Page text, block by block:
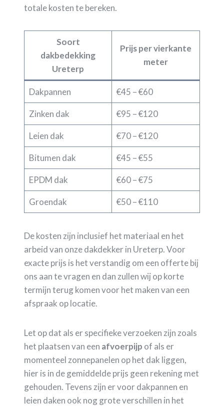
totale kosten te bereken.
Soort
dakbedekking
Ureterp
Prijs per vierkante
meter
Dakpannen €45 – €60
Zinken dak €95 – €120
Leien dak €70 – €120
Bitumen dak €45 – €55
EPDM dak €60 – €75
Groendak €50 – €110
De kosten zijn inclusief het materiaal en het
arbeid van onze dakdekker in Ureterp. Voor
exacte prijs is het verstandig om een offerte bij
ons aan te vragen en dan zullen wij op korte
termijn terug komen voor het maken van een
afspraak op locatie.
Let op dat als er specifieke verzoeken zijn zoals
het plaatsen van een afvoerpijp of als er
momenteel zonnepanelen op het dak liggen,
hier is in de gemiddelde prijs geen rekening met
gehouden. Tevens zijn er voor dakpannen en
leien daken ook nog grote verschillen in het